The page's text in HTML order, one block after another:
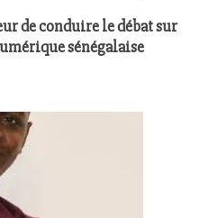
de conduire le débat sur
sénégalaise